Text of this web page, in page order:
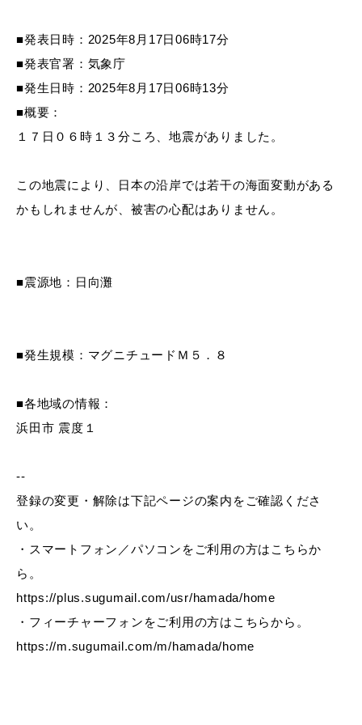
教育・文化・
移住・定住（はまだぐらし）
妊娠・出産
教育
高齢者・介護 おくやみ
■発表日時：2025年8月17日06時17分
■発表官署：気象庁
■発生日時：2025年8月17日06時13分
■概要：
１７日０６時１３分ころ、地震がありました。
この地震により、日本の沿岸では若干の海面変動がある
かもしれませんが、被害の心配はありません。
■震源地：日向灘
■発生規模：マグニチュードＭ５．８
■各地域の情報：
浜田市 震度１
--
登録の変更・解除は下記ページの案内をご確認くださ
い。
・スマートフォン／パソコンをご利用の方はこちらか
ら。
https://plus.sugumail.com/usr/hamada/home
・フィーチャーフォンをご利用の方はこちらから。
https://m.sugumail.com/m/hamada/home